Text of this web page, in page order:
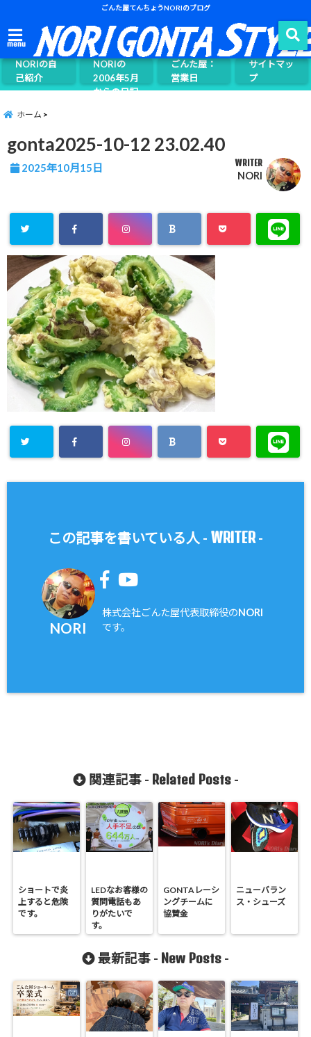
ごんた屋てんちょうNORIのブログ
menu
NORIの自
己紹介
ごんた屋て
んちょう
NORIの
2006年5月
からの日記
ごんた屋：
営業日
サイトマッ
プ
ホーム
gonta2025-10-12 23.02.40
2025年10月15日 WRITER
NORI
この記事を書いている人 - WRITER-
NORI
株式会社ごんた屋代表取締役のNORI
です。
関連記事 - Related Posts-
ショートで炎
上すると危険
です。
LEDなお客様の
質問電話もあ
りがたいで
す。
GONTAレーシ
ングチームに
協賛金
ニューバラン
ス・シューズ
最新記事 - New Posts -